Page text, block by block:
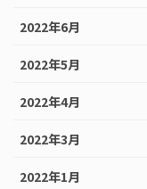
2022年6月
2022年5月
2022年4月
2022年3月
2022年1月